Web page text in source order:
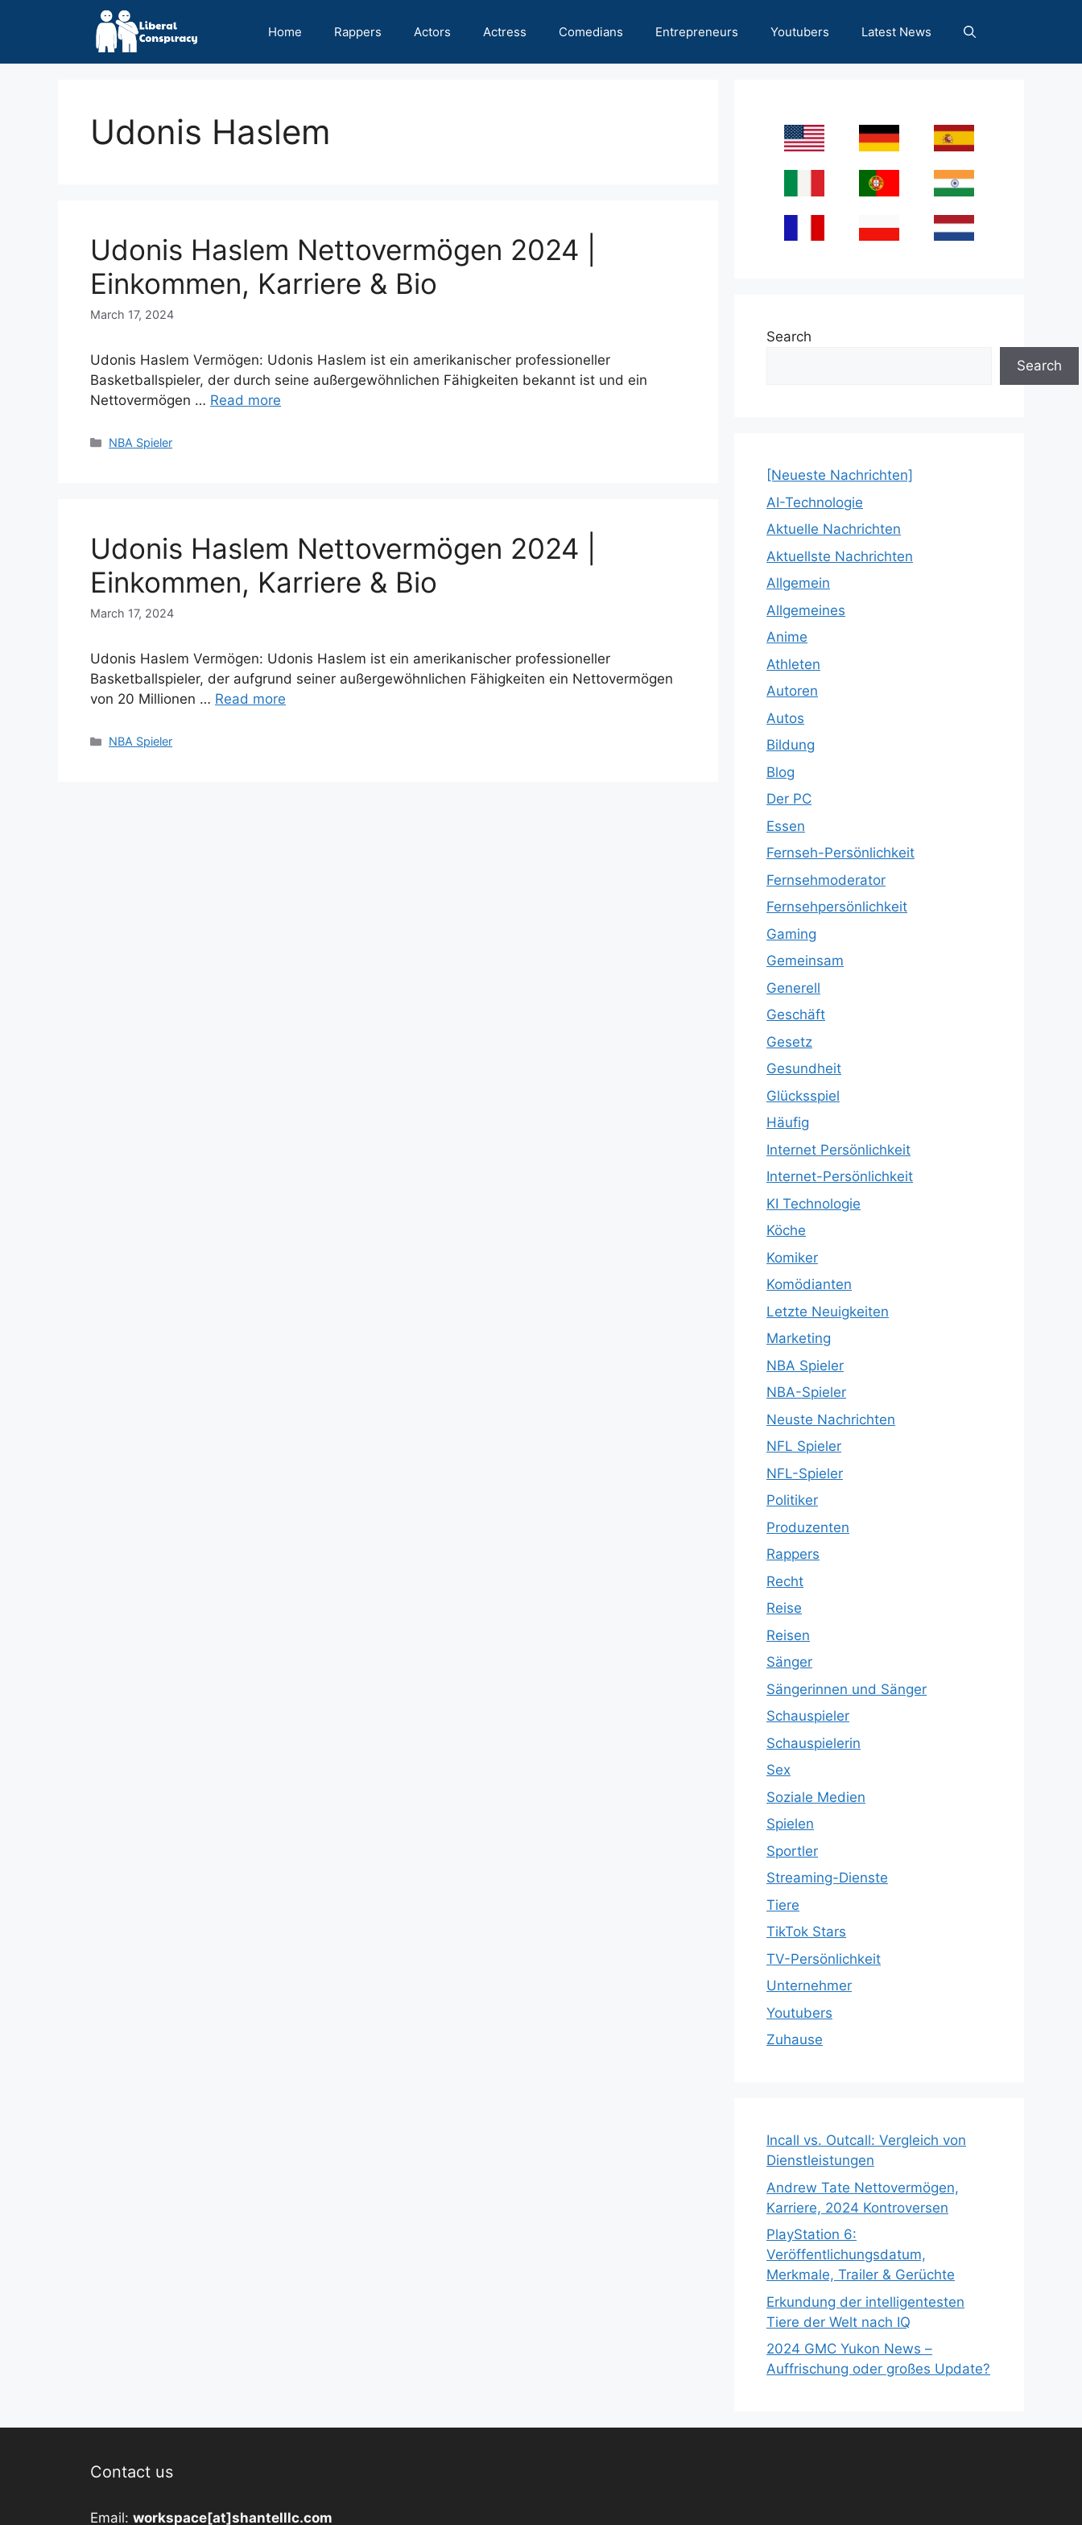
Home Rappers Actors Actress Comedians Entrepreneurs Youtubers Latest News
Udonis Haslem
Udonis Haslem Nettovermögen 2024 |
Einkommen, Karriere & Bio
March 17, 2024
Udonis Haslem Vermögen: Udonis Haslem ist ein amerikanischer professioneller
Basketballspieler, der durch seine außergewöhnlichen Fähigkeiten bekannt ist und ein
Nettovermögen … Read more
Categories
NBA Spieler
Udonis Haslem Nettovermögen 2024 |
Einkommen, Karriere & Bio
March 17, 2024
Udonis Haslem Vermögen: Udonis Haslem ist ein amerikanischer professioneller
Basketballspieler, der aufgrund seiner außergewöhnlichen Fähigkeiten ein Nettovermögen
von 20 Millionen … Read more
Categories
NBA Spieler
Search
Search
[Neueste Nachrichten]
AI-Technologie
Aktuelle Nachrichten
Aktuellste Nachrichten
Allgemein
Allgemeines
Anime
Athleten
Autoren
Autos
Bildung
Blog
Der PC
Essen
Fernseh-Persönlichkeit
Fernsehmoderator
Fernsehpersönlichkeit
Gaming
Gemeinsam
Generell
Geschäft
Gesetz
Gesundheit
Glücksspiel
Häufig
Internet Persönlichkeit
Internet-Persönlichkeit
KI Technologie
Köche
Komiker
Komödianten
Letzte Neuigkeiten
Marketing
NBA Spieler
NBA-Spieler
Neuste Nachrichten
NFL Spieler
NFL-Spieler
Politiker
Produzenten
Rappers
Recht
Reise
Reisen
Sänger
Sängerinnen und Sänger
Schauspieler
Schauspielerin
Sex
Soziale Medien
Spielen
Sportler
Streaming-Dienste
Tiere
TikTok Stars
TV-Persönlichkeit
Unternehmer
Youtubers
Zuhause
Incall vs. Outcall: Vergleich von
Dienstleistungen
Andrew Tate Nettovermögen,
Karriere, 2024 Kontroversen
PlayStation 6:
Veröffentlichungsdatum,
Merkmale, Trailer & Gerüchte
Erkundung der intelligentesten
Tiere der Welt nach IQ
2024 GMC Yukon News –
Auffrischung oder großes Update?
Contact us
Email: workspace[at]shantelllc.com